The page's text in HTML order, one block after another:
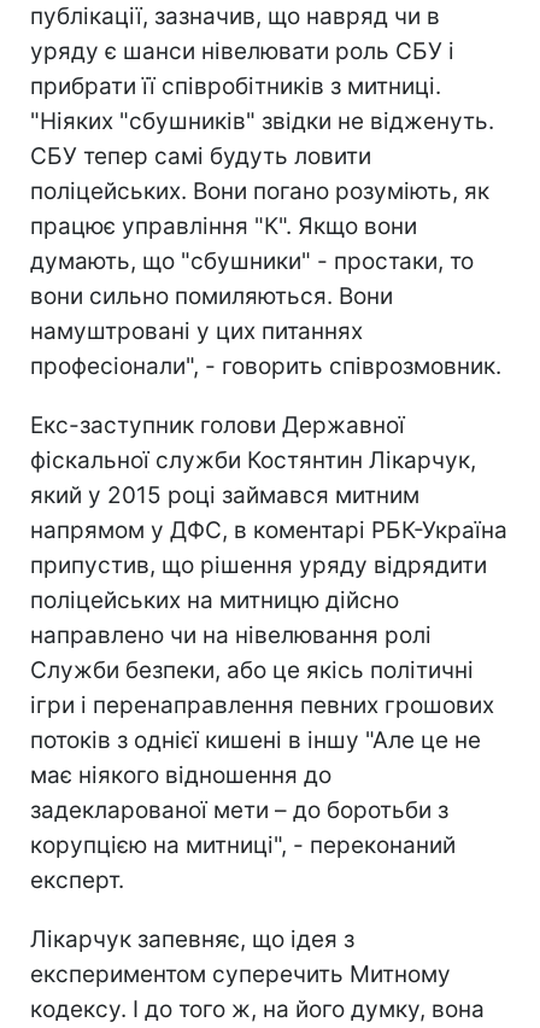
публікації, зазначив, що навряд чи в
уряду є шанси нівелювати роль СБУ і
прибрати її співробітників з митниці.
"Ніяких "сбушників" звідки не відженуть.
СБУ тепер самі будуть ловити
поліцейських. Вони погано розуміють, як
працює управління "К". Якщо вони
думають, що "сбушники" - простаки, то
вони сильно помиляються. Вони
намуштровані у цих питаннях
професіонали", - говорить співрозмовник.
Екс-заступник голови Державної
фіскальної служби Костянтин Лікарчук,
який у 2015 році займався митним
напрямом у ДФС, в коментарі РБК-Україна
припустив, що рішення уряду відрядити
поліцейських на митницю дійсно
направлено чи на нівелювання ролі
Служби безпеки, або це якісь політичні
ігри і перенаправлення певних грошових
потоків з однієї кишені в іншу "Але це не
має ніякого відношення до
задекларованої мети – до боротьби з
корупцією на митниці", - переконаний
експерт.
Лікарчук запевняє, що ідея з
експериментом суперечить Митному
кодексу. І до того ж, на його думку, вона